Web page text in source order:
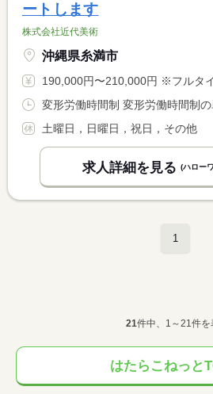
ートします
株式会社近代美術
沖縄県糸満市
190,000円〜210,000円 ※フルタイム求人の場合は月額（換算額）、パー
土曜日，日曜日，祝日，その他
求人詳細を見る (ハロー
1
21件中、1～21件を
はたらこねっと